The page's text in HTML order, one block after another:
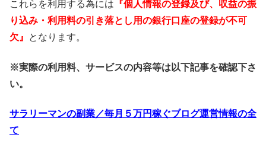
これらを利用する為には 『個人情報の登録及び、収益の振
り込み・利用料の引き落とし用の銀行口座の登録が不可
欠』
となります。
※実際の利用料、サービスの内容等は以下記事を確認下さ
い。
サラリーマンの副業／毎月５万円稼ぐブログ運営情報の全
て